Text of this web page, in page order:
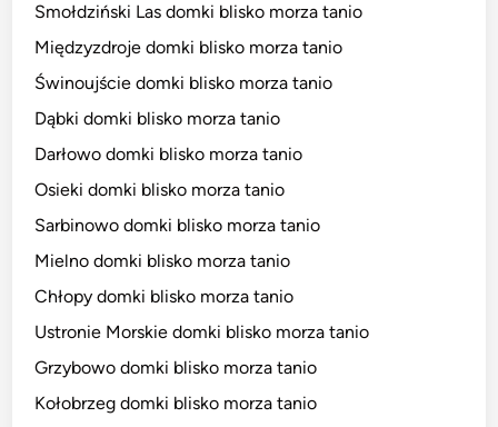
Smołdziński Las domki blisko morza tanio
Międzyzdroje domki blisko morza tanio
Świnoujście domki blisko morza tanio
Dąbki domki blisko morza tanio
Darłowo domki blisko morza tanio
Osieki domki blisko morza tanio
Sarbinowo domki blisko morza tanio
Mielno domki blisko morza tanio
Chłopy domki blisko morza tanio
Ustronie Morskie domki blisko morza tanio
Grzybowo domki blisko morza tanio
Kołobrzeg domki blisko morza tanio